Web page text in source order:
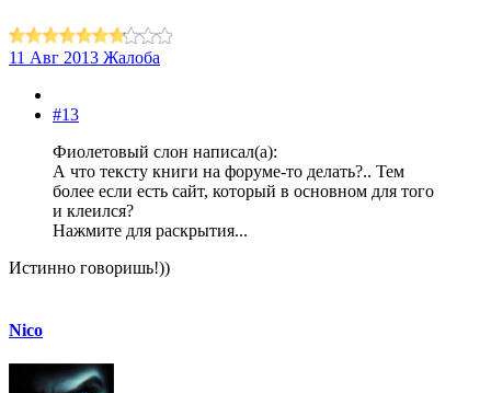
11 Авг 2013 Жалоба
#13
Фиолетовый слон написал(а):
А что тексту книги на форуме-то делать?.. Тем
более если есть сайт, который в основном для того
и клеился?
Нажмите для раскрытия...
Истинно говоришь!))
Nico